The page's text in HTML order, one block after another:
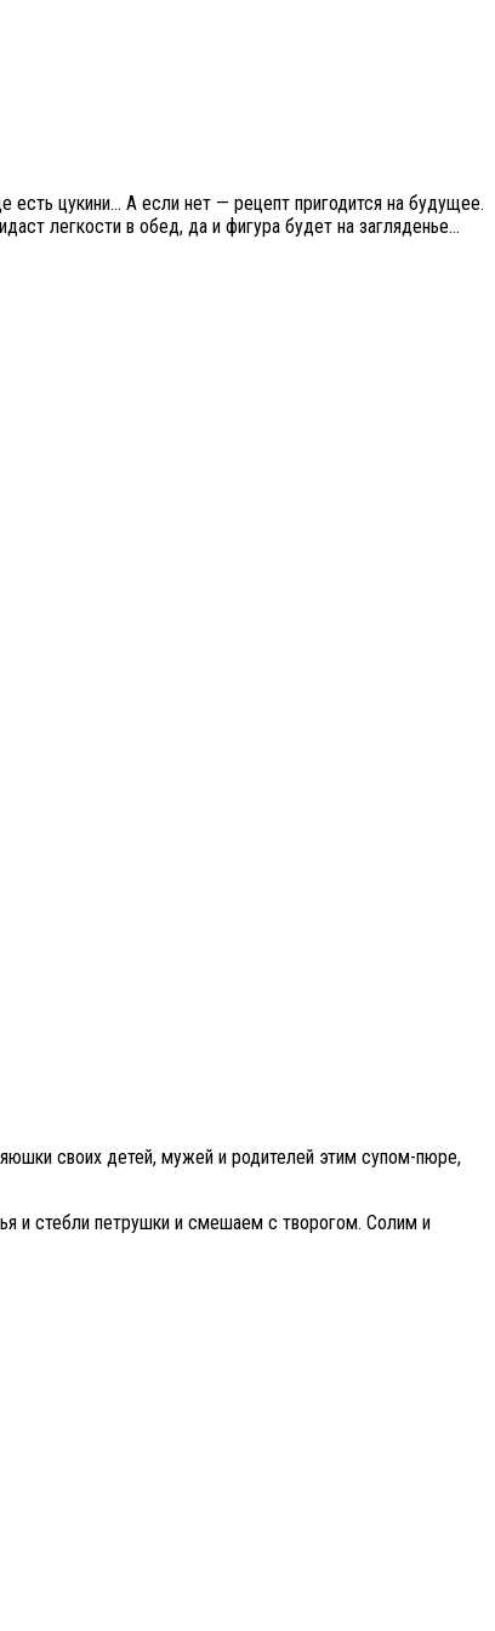
есть цукини… А если нет — рецепт пригодится на будущее.
легкости в обед, да и фигура будет на загляденье…
своих детей, мужей и родителей этим супом-пюре,
и стебли петрушки и смешаем с творогом. Солим и